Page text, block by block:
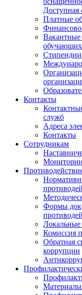
Доступная
Платные
Вакантные
Контакты
служб
Адреса
Контакты
Сотрудникам
Формы
Локальные
Комиссия
Обратная
коррупции
Материалы